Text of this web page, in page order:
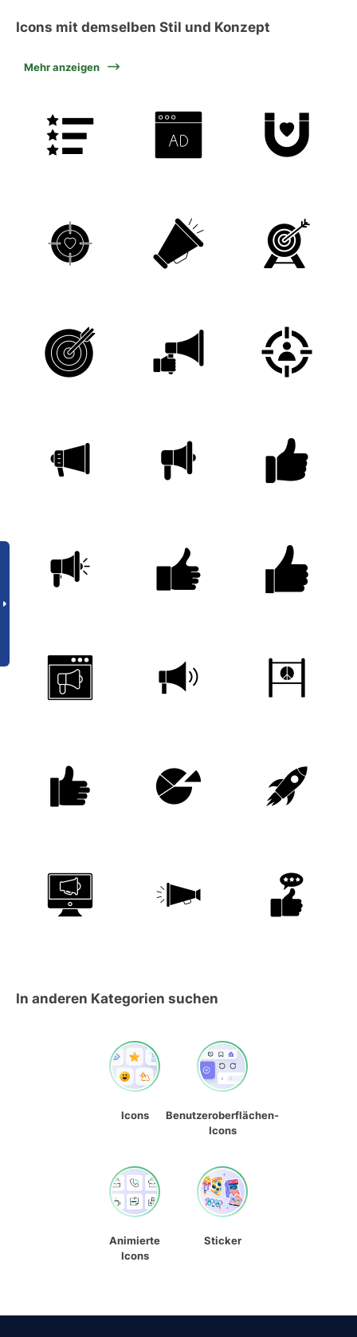
Icons mit demselben Stil und Konzept
Mehr anzeigen
In anderen Kategorien suchen
Icons
Benutzeroberflächen-
Icons
Animierte
Icons
Sticker